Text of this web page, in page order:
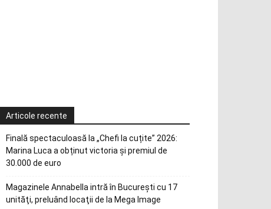
Articole recente
Finală spectaculoasă la „Chefi la cuțite” 2026:
Marina Luca a obținut victoria și premiul de
30.000 de euro
Magazinele Annabella intră în Bucureşti cu 17
unităţi, preluând locaţii de la Mega Image